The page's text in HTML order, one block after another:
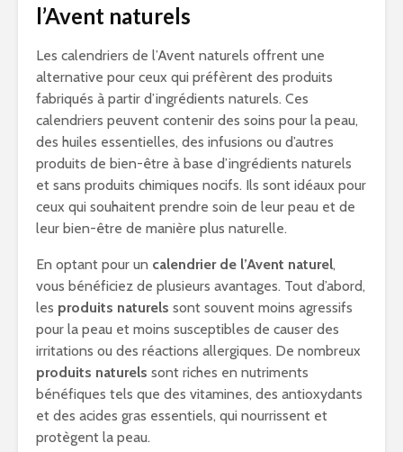
l’Avent naturels
Les calendriers de l’Avent naturels offrent une
alternative pour ceux qui préfèrent des produits
fabriqués à partir d’ingrédients naturels. Ces
calendriers peuvent contenir des soins pour la peau,
des huiles essentielles, des infusions ou d’autres
produits de bien-être à base d’ingrédients naturels
et sans produits chimiques nocifs. Ils sont idéaux pour
ceux qui souhaitent prendre soin de leur peau et de
leur bien-être de manière plus naturelle.
En optant pour un calendrier de l’Avent naturel,
vous bénéficiez de plusieurs avantages. Tout d’abord,
les produits naturels sont souvent moins agressifs
pour la peau et moins susceptibles de causer des
irritations ou des réactions allergiques. De nombreux
produits naturels sont riches en nutriments
bénéfiques tels que des vitamines, des antioxydants
et des acides gras essentiels, qui nourrissent et
protègent la peau.